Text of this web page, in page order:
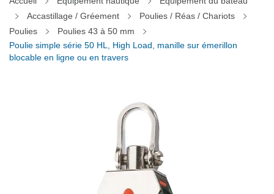
Accastillage / Gréement
Poulies / Réas / Chariots
Poulies
Poulies 43 à 50 mm
Poulie simple série 50 HL, High Load, manille sur émerillon
blocable en ligne ou en travers